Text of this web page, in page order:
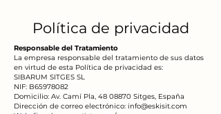
Política de privacidad
Responsable del Tratamiento
La empresa responsable del tratamiento de sus datos
en virtud de esta Política de privacidad es:
SIBARUM SITGES SL
NIF: B65978082
Domicilio: Av. Camí Pla, 48 08870 Sitges, España
Dirección de correo electrónico: info@eskisit.com